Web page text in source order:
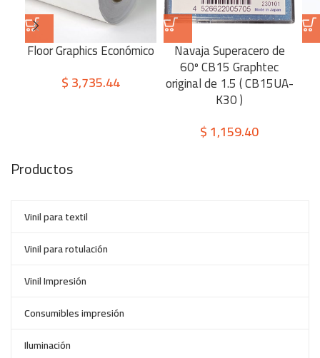
Floor Graphics Económico
$3,735.44
Navaja Superacero de
60º CB15 Graphtec
original de 1.5 ( CB15UA-
K30 )
$1,159.40
Productos
Vinil para textil
Vinil para rotulación
Vinil Impresión
Consumibles impresión
Iluminación